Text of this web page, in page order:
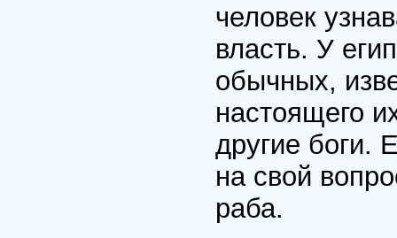
человек
власть. У
обычных,
настоящего
другие боги.
на свой
раба.